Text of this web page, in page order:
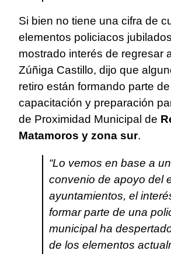
Si bien no tiene una cifra de
elementos policiacos
mostrado interés de regresar
Zúñiga Castillo, dijo que
retiro están formando parte
capacitación y preparación
de Proximidad Municipal de
Matamoros y zona sur.
“Lo vemos en base a un
convenio de apoyo del
ayuntamientos, el
formar parte de una
municipal ha
de los elementos